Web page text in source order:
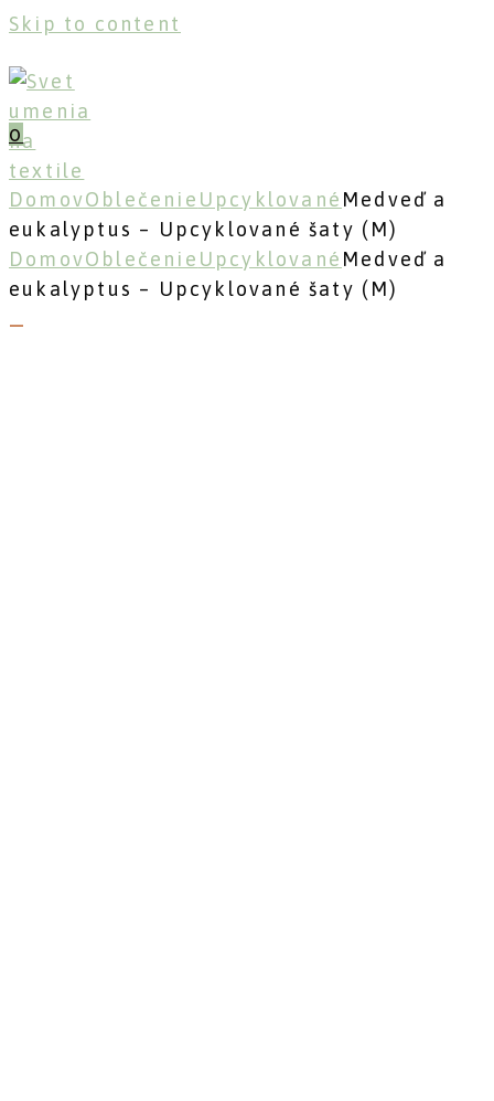
Skip to content
0
DomovOblečenie Upcyklované Medveď a
eukalyptus – Upcyklované šaty (M)
DomovOblečenie Upcyklované Medveď a
eukalyptus – Upcyklované šaty (M)